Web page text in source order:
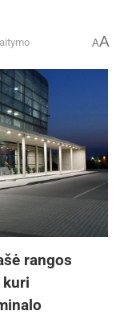
AA
rangos
kuri